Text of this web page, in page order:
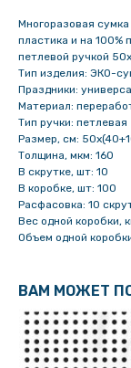
Многоразовая
пластика и на 100%
петлевой ручкой
Тип изделия: ЭКО-
Праздники:
Материал:
Тип ручки: петлевая
Размер, см:
Толщина, мкм: 160
В скрутке, шт: 10
В коробке, шт: 100
Расфасовка: 10
Вес одной коробки,
Объем одной
ВАМ МОЖЕТ